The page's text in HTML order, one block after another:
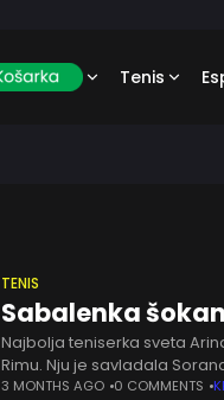
Tenis
TENIS
Sabalenka
Najbolja teniserka sveta
Rimu. Nju je savladala
se tako plasirala u osminu
3 MONTHS AGO 0 COMMENTS